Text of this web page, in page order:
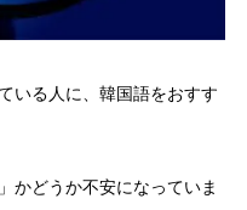
いる人に、韓国語をおすす
かどうか不安になっていま